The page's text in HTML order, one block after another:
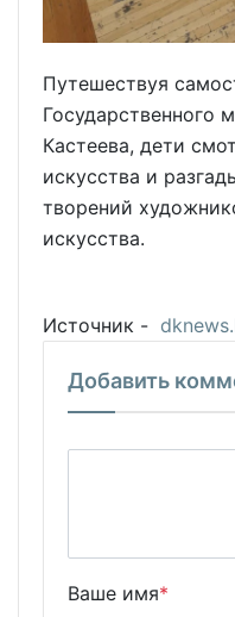
Путешествуя
Государственного
Кастеева, дети
искусства и
творений
искусства.
Источник -
Добавить
Ваше имя*